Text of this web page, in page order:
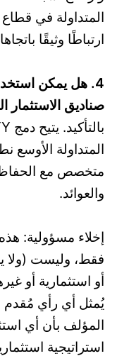
المتداولة في قطاع
ارتباطًا وثيقًا
صناديق الاستثمار
المتداولة الأوسع
متخصص مع الحفاظ
والعوائد.
إخلاء مسؤولية:
فقط، وليست (ولا
أو استثمارية أو
المؤلف بأن أي
استراتيجية